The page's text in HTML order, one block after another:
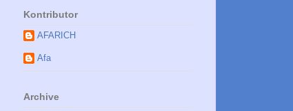
Kontributor
AFARICH
Afa
Archive